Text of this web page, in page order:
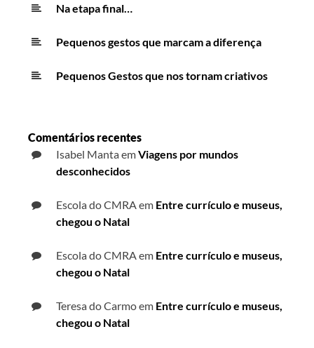
Na etapa final…
Pequenos gestos que marcam a diferença
Pequenos Gestos que nos tornam criativos
Comentários recentes
Isabel MantaemViagens por mundos
desconhecidos
Escola do CMRA em Entre currículo e museus,
chegou o Natal
Escola do CMRA em Entre currículo e museus,
chegou o Natal
Teresa do Carmoem Entre currículo e museus,
chegou o Natal